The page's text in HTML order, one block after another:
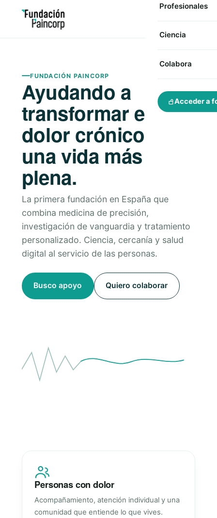
Profesionales
Ciencia
Colabora
Acceder a
FUNDACIÓN PAINCORP
Ayudando a
transformar el
dolor crónico en
una vida más
plena.
La primera fundación en España que
combina medicina de precisión,
investigación de vanguardia y tratamiento
personalizado. Ciencia, cercanía y salud
digital al servicio de las personas.
Busco apoyo Quiero colaborar
Personas con dolor
Acompañamiento, atención individual y una
comunidad que entiende lo que vives.